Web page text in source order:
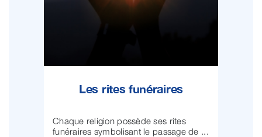
Les rites funéraires
Chaque religion possède ses rites
funéraires symbolisant le passage de ...